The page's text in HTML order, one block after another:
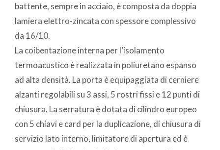
battente, sempre in acciaio, è composta da doppia
lamiera elettro-zincata con spessore complessivo
da 16/10.
La coibentazione interna per l’isolamento
termoacustico è realizzata in poliuretano espanso
ad alta densità. La porta è equipaggiata di cerniere
alzanti regolabili su 3 assi, 5 rostri fissi e 12 punti di
chiusura. La serratura è dotata di cilindro europeo
con 5 chiavi e card per la duplicazione, di chiusura di
servizio lato interno, limitatore di apertura ed è